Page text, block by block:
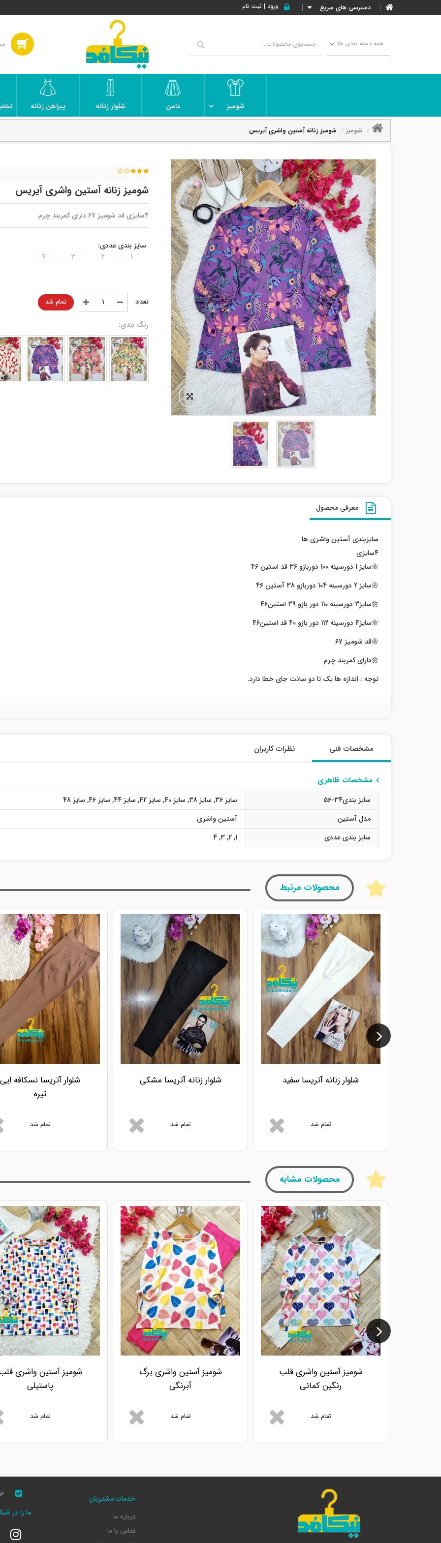
دسترسی های سریع ورود | ثبت نام
همه دسته بندی ها
شومیز دامن شلوار زنانه پیراهن زنانه
شومیز شومیز زنانه آستین واشری آیریس
شومیز زنانه آستین واشری آیریس
4سایزی قد شومیز 67 دارای کمربند چرم
سایز بندی عددی:
1
2
3
4
تمام شد
رنگ بندی:
معرفی محصول
سایزبندی آستین واشری ها
4سایزی
🌼سایز 1 دورسینه 100 دوربازو 36 قد استین 46
🌼سایز 2 دورسینه 104 دوربازو 38 آستین 46
🌼سایز3 دورسینه 110 دور بازو 39 استین46
🌼سایز4 دورسینه 112 دور بازو 40 قد استین46
🌼قد شومیز 67
🌼دارای کمربند چرم
توجه : اندازه ها یک تا دو سانت جای خطا دارد.
مشخصات فنی نظرات کاربران
مشخصات ظاهری
سایز بندی34-56 سایز 36 , سایز 38 , سایز 40 , سایز 42 , سایز 44 , سایز 46 , سایز 48
مدل آستین
آستین واشری
سایز بندی عددی
1
,
2
,
3
,
4
محصولات مرتبط
شلوار زنانه آتریسا سفید
تمام شد
شلوار زنانه آتریسا مشکی
تمام شد
شلوار آتریسا نسکافه ایی
تیره
تمام شد
محصولات مشابه
شومیز آستین واشری قلب
رنگین کمانی
تمام شد
شومیز آستین واشری برگ
آبرنگی
تمام شد
شومیز آستین واشری
پاستیلی
تمام شد
خدمات مشتریان
درباره ما
تماس با ما
ما را در